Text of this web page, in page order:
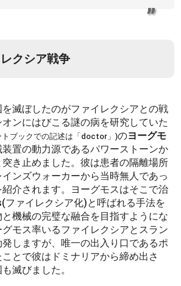
クシア戦争
滅ぼしたのがファイレクシアとの戦
ンにはびこる謎の病を研究していた
トブックでの記述は「doctor」)のヨーグモ
置の動力源であるパワーストーンか
き止めました。彼は患者の隔離場所
ンズウォーカーから当時無人であっ
紹介されます。ヨーグモスはそこで治
ファイレクシア化)と呼ばれる手法を
機械の完璧な融合を目指すようにな
モス率いるファイレクシアとスラン
しますが、唯一の出入り口であるポ
とで彼はドミナリアから締め出さ
滅びました。